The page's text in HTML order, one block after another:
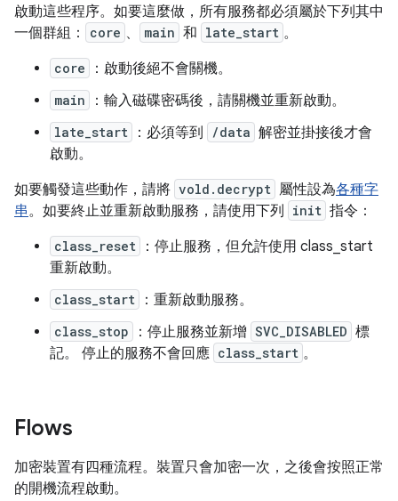
啟動這些程序。如要這麼做，所有服務都必須屬於下列其中
一個群組：
core 、 main 和 late_start 。
core ：啟動後絕不會關機。
main ：輸入磁碟密碼後，請關機並重新啟動。
late_start ：必須等到 /data 解密並掛接後才會
啟動。
如要觸發這些動作，請將 vold.decrypt 屬性設為各種字
串。如要終止並重新啟動服務，請使用下列 init 指令：
class_reset
：停止服務，但允許使用 class_start
重新啟動。
class_start ：重新啟動服務。
class_stop ：停止服務並新增 SVC_DISABLED 標
記。 停止的服務不會回應 class_start 。
Flows
加密裝置有四種流程。裝置只會加密一次，之後會按照正常
的開機流程啟動。